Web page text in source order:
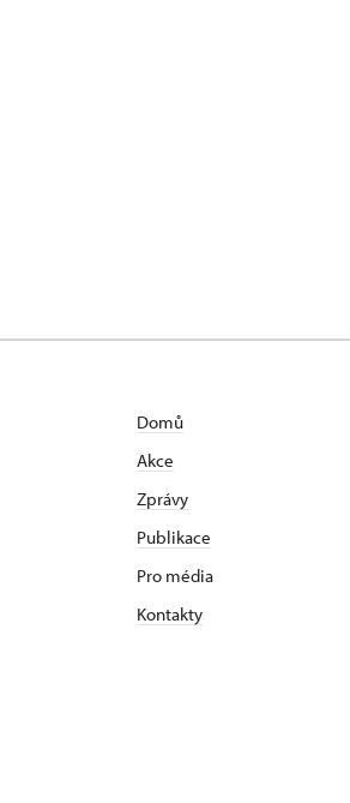
Domů
Akce
Zprávy
Publikace
Pro média
Kontakty